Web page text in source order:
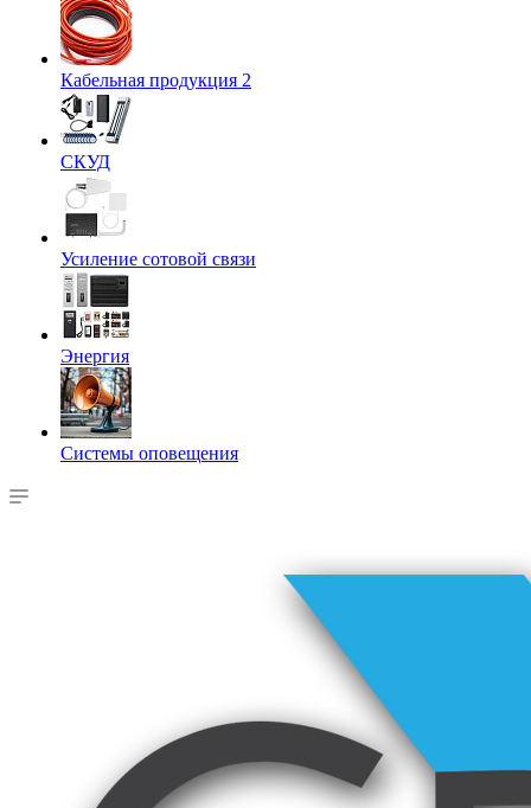
Кабельная продукция 2
СКУД
Усиление сотовой связи
Энергия
Системы оповещения